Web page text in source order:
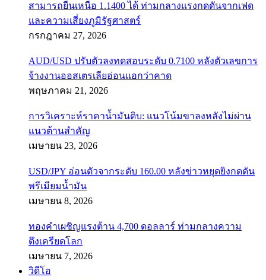
สามารถยืนเหนือ 1.1400 ได้ ท่ามกลางแรงกดดันจากเฟด
และความเสี่ยงภูมิรัฐศาสตร์
กรกฎาคม 27, 2026
AUD/USD ปรับตัวลงทดสอบระดับ 0.7100 หลังตัวเลขการ
จ้างงานออสเตรเลียอ่อนแอกว่าคาด
พฤษภาคม 21, 2026
การวิเคราะห์ราคาน้ำมันดิบ: แนวโน้มขาลงหลังไม่ผ่าน
แนวต้านสำคัญ
เมษายน 23, 2026
USD/JPY อ่อนตัวจากระดับ 160.00 หลังข่าวหยุดยิงกดดัน
พรีเมียมน้ำมัน
เมษายน 8, 2026
ทองคำเผชิญแรงต้าน 4,700 ดอลลาร์ ท่ามกลางความ
ตึงเครียดโลก
เมษายน 7, 2026
วิดีโอ